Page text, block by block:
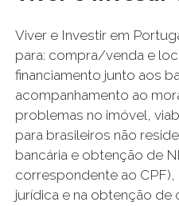
Viver e Investir em
para: compra/venda e
financiamento junto aos
acompanhamento ao
problemas no imóvel,
para brasileiros não
bancária e obtenção de
correspondente ao
jurídica e na obtenção de